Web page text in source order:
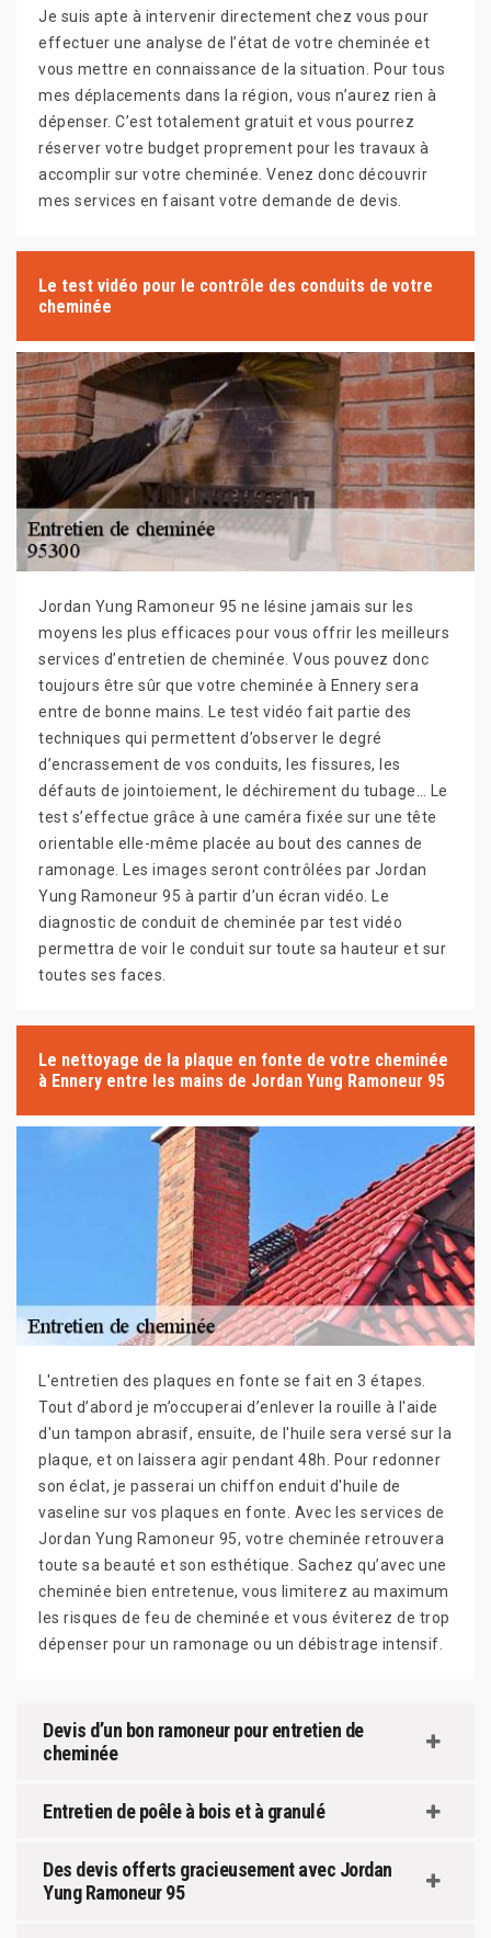
Je suis apte à intervenir directement chez vous pour
effectuer une analyse de l’état de votre cheminée et
vous mettre en connaissance de la situation. Pour tous
mes déplacements dans la région, vous n’aurez rien à
dépenser. C’est totalement gratuit et vous pourrez
réserver votre budget proprement pour les travaux à
accomplir sur votre cheminée. Venez donc découvrir
mes services en faisant votre demande de devis.
Le test vidéo pour le contrôle des conduits de votre
cheminée
Jordan Yung Ramoneur 95 ne lésine jamais sur les
moyens les plus efficaces pour vous offrir les meilleurs
services d’entretien de cheminée. Vous pouvez donc
toujours être sûr que votre cheminée à Ennery sera
entre de bonne mains. Le test vidéo fait partie des
techniques qui permettent d’observer le degré
d’encrassement de vos conduits, les fissures, les
défauts de jointoiement, le déchirement du tubage… Le
test s’effectue grâce à une caméra fixée sur une tête
orientable elle-même placée au bout des cannes de
ramonage. Les images seront contrôlées par Jordan
Yung Ramoneur 95 à partir d’un écran vidéo. Le
diagnostic de conduit de cheminée par test vidéo
permettra de voir le conduit sur toute sa hauteur et sur
toutes ses faces.
Le nettoyage de la plaque en fonte de votre cheminée
à Ennery entre les mains de Jordan Yung Ramoneur 95
L'entretien des plaques en fonte se fait en 3 étapes.
Tout d’abord je m’occuperai d’enlever la rouille à l'aide
d'un tampon abrasif, ensuite, de l'huile sera versé sur la
plaque, et on laissera agir pendant 48h. Pour redonner
son éclat, je passerai un chiffon enduit d'huile de
vaseline sur vos plaques en fonte. Avec les services de
Jordan Yung Ramoneur 95, votre cheminée retrouvera
toute sa beauté et son esthétique. Sachez qu’avec une
cheminée bien entretenue, vous limiterez au maximum
les risques de feu de cheminée et vous éviterez de trop
dépenser pour un ramonage ou un débistrage intensif.
Devis d’un bon ramoneur pour entretien de
cheminée
Entretien de poêle à bois et à granulé
Des devis offerts gracieusement avec Jordan
Yung Ramoneur 95